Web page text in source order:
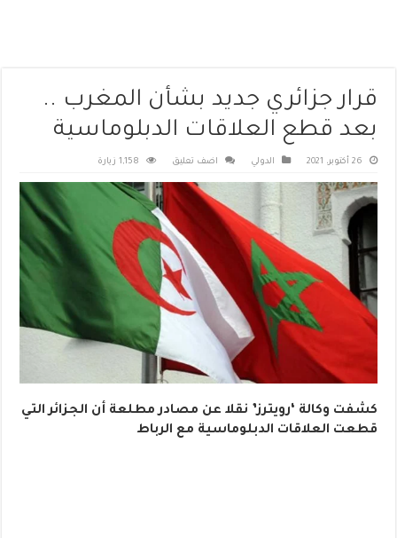
قرار جزائري جديد بشأن المغرب ..
بعد قطع العلاقات الدبلوماسية
26 أكتوبر، 2021 الدولي اضف تعليق 1,158 زيارة
كشفت وكالة ‘رويترز’ نقلا عن مصادر مطلعة أن الجزائر التي
قطعت العلاقات الدبلوماسية مع الرباط